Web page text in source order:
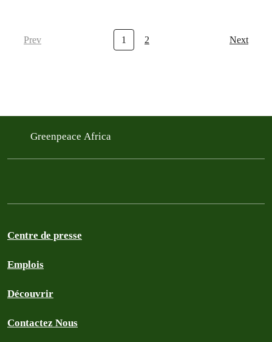
Prev 1 2 Next
Greenpeace Africa
Centre de presse
Emplois
Découvrir
Contactez Nous